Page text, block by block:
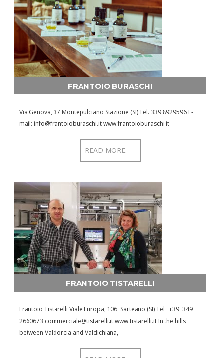
FRANTOIO BURASCHI
Via Genova, 37 Montepulciano Stazione (SI) Tel. 339 8929596 E-
mail: info@frantoioburaschi.it www.frantoioburaschi.it
READ MORE.
FRANTOIO TISTARELLI
Frantoio Tistarelli Viale Europa, 106 Sarteano (SI) Tel: +39 349
2660673 commerciale@tistarelli.it www.tistarelli.it In the hills
between Valdorcia and Valdichiana,